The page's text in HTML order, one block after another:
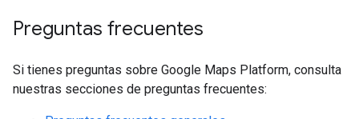
Preguntas frecuentes
Si tienes preguntas sobre Google Maps Platform, consulta
nuestras secciones de preguntas frecuentes: